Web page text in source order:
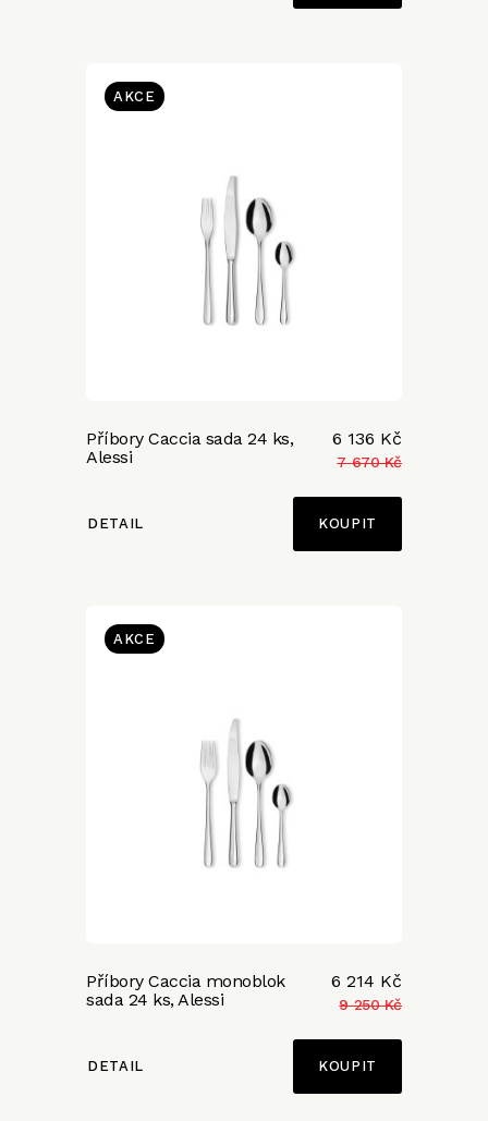
AKCE
Příbory Caccia sada 24 ks,
Alessi
6 136 Kč
7 670 Kč
DETAIL
AKCE
Příbory Caccia monoblok
sada 24 ks, Alessi
6 214 Kč
9 250 Kč
DETAIL